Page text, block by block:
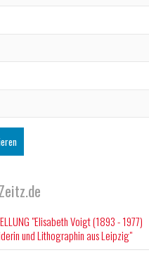
"Elisabeth Voigt (1893 - 1977)
und Lithographin aus Leipzig"